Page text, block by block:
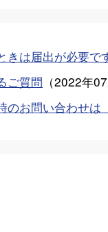
きは届出が必要で
ご質問 （2022年
のお問い合わせは